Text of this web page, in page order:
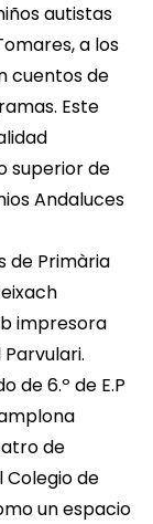
autistas
a los
cuentos de
Este
superior de
Andaluces
de Primària
impresora
de 6.º de E.P
de
de
un espacio